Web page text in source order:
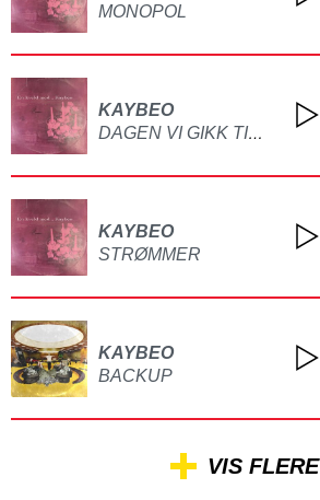
MONOPOL
KAYBEO
DAGEN VI GIKK TIL SKOLEN SAMMEN
KAYBEO
STRØMMER
KAYBEO
BACKUP
VIS FLERE